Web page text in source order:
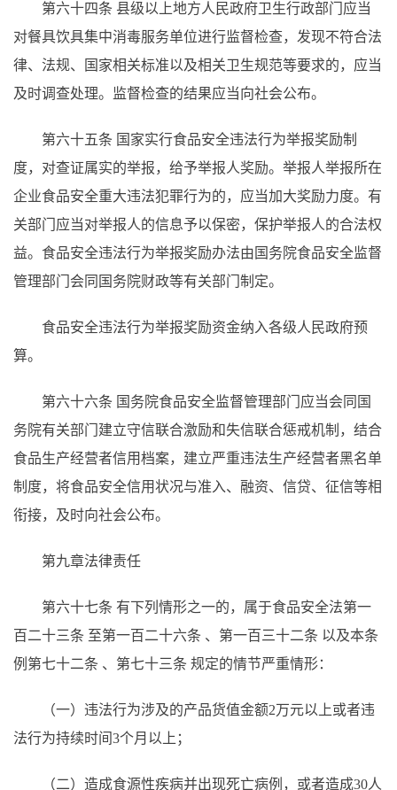
第六十四条 县级以上地方人民政府卫生行政部门应当
对餐具饮具集中消毒服务单位进行监督检查，发现不符合法
律、法规、国家相关标准以及相关卫生规范等要求的，应当
及时调查处理。监督检查的结果应当向社会公布。
第六十五条 国家实行食品安全违法行为举报奖励制
度，对查证属实的举报，给予举报人奖励。举报人举报所在
企业食品安全重大违法犯罪行为的，应当加大奖励力度。有
关部门应当对举报人的信息予以保密，保护举报人的合法权
益。食品安全违法行为举报奖励办法由国务院食品安全监督
管理部门会同国务院财政等有关部门制定。
食品安全违法行为举报奖励资金纳入各级人民政府预
算。
第六十六条 国务院食品安全监督管理部门应当会同国
务院有关部门建立守信联合激励和失信联合惩戒机制，结合
食品生产经营者信用档案，建立严重违法生产经营者黑名单
制度，将食品安全信用状况与准入、融资、信贷、征信等相
衔接，及时向社会公布。
第九章法律责任
第六十七条 有下列情形之一的，属于食品安全法第一
百二十三条 至第一百二十六条 、第一百三十二条 以及本条
例第七十二条 、第七十三条 规定的情节严重情形：
（一）违法行为涉及的产品货值金额2万元以上或者违
法行为持续时间3个月以上；
（二）造成食源性疾病并出现死亡病例，或者造成30人